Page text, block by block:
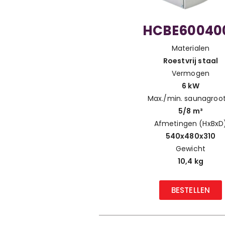
Materialen
Roestvrij staal
Vermogen
6 kW
Max./min.
5/8 m³
Afmetingen
540x480x310
Gewicht
10,4 kg
BESTELLEN